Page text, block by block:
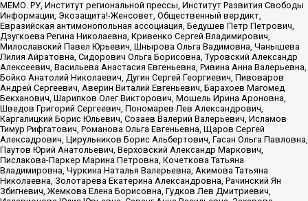
МЕМО. РУ, Институт региональной прессы, Институт Развития Свободы
Информации, Экозащита!-Женсовет, Общественный вердикт,
Евразийская антимонопольная ассоциация, Бедушев Петр Петрович,
Дзугкоева Регина Николаевна, Кривенко Сергей Владимирович,
Милославский Павел Юрьевич, Шнырова Ольга Вадимовна, Чанышева
Лилия Айратовна, Сидорович Ольга Борисовна, Туровский Александр
Алексеевич, Васильева Анастасия Евгеньевна, Ривина Анна Валерьевна,
Бойко Анатолий Николаевич, Дугин Сергей Георгиевич, Пивоваров
Андрей Сергеевич, Аверин Виталий Евгеньевич, Барахоев Магомед
Бекханович, Шарипков Олег Викторович, Мошель Ирина Ароновна,
Шведов Григорий Сергеевич, Пономарев Лев Александрович,
Каргалицкий Борис Юльевич, Созаев Валерий Валерьевич, Исламов
Тимур Рифгатович, Романова Ольга Евгеньевна, Щаров Сергей
Алексадрович, Цирульников Борис Альбертович, Гасан Ольга Павловна,
Паутов Юрий Анатольевич, Верховский Александр Маркович,
Пислакова-Паркер Марина Петровна, Кочеткова Татьяна
Владимировна, Чуркина Наталья Валерьевна, Акимова Татьяна
Николаевна, Золотарева Екатерина Александровна, Рачинский Ян
Збигневич, Жемкова Елена Борисовна, Гудков Лев Дмитриевич,